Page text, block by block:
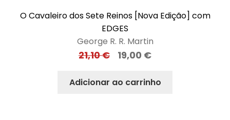
O Cavaleiro dos Sete Reinos [Nova Edição] com
EDGES
George R. R. Martin
21,10€ 19,00 €
Adicionar ao carrinho